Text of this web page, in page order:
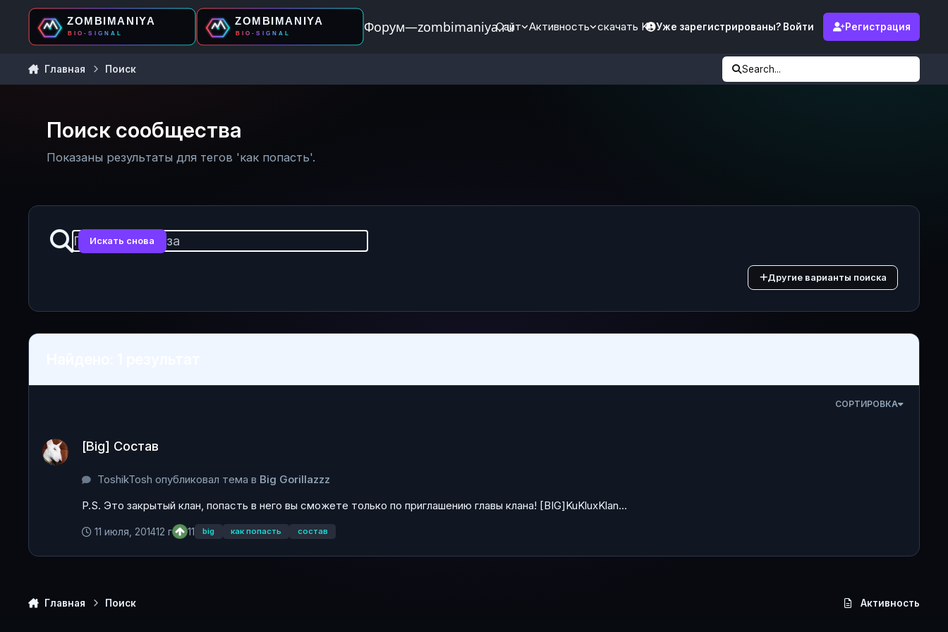
Перейти к содержанию
Форум—zombimaniya.ru
Сайт Активность скачать KFУже зарегистрированы? Войти Регистрация
Главная Поиск Search...
Поиск сообщества
Показаны результаты для тегов 'как попасть'.
Искать снова
Другие варианты поиска
СОРТИРОВКА
[Big] Состав
ToshikTosh опубликовал тема в Big Gorillazzz
P.S. Это закрытый клан, попасть в него вы сможете только по приглашению главы клана! [BIG]KuKluxKlan...
11 июля, 201412 г 11 big как попасть состав
Главная Поиск Активность